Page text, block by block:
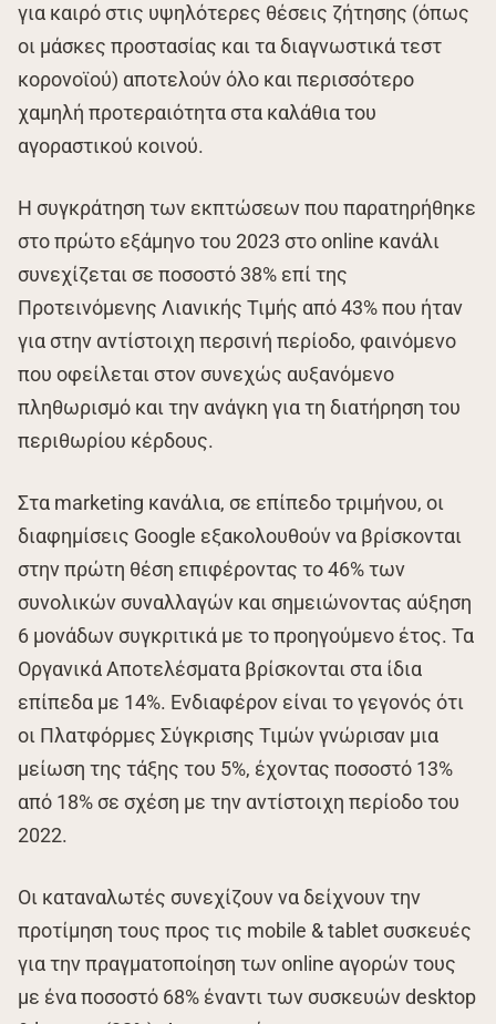
για καιρό στις υψηλότερες θέσεις ζήτησης (όπως
οι μάσκες προστασίας και τα διαγνωστικά τεστ
κορονοϊού) αποτελούν όλο και περισσότερο
χαμηλή προτεραιότητα στα καλάθια του
αγοραστικού κοινού.
Η συγκράτηση των εκπτώσεων που παρατηρήθηκε
στο πρώτο εξάμηνο του 2023 στο online κανάλι
συνεχίζεται σε ποσοστό 38% επί της
Προτεινόμενης Λιανικής Τιμής από 43% που ήταν
για στην αντίστοιχη περσινή περίοδο, φαινόμενο
που οφείλεται στον συνεχώς αυξανόμενο
πληθωρισμό και την ανάγκη για τη διατήρηση του
περιθωρίου κέρδους.
Στα marketing κανάλια, σε επίπεδο τριμήνου, οι
διαφημίσεις Google εξακολουθούν να βρίσκονται
στην πρώτη θέση επιφέροντας το 46% των
συνολικών συναλλαγών και σημειώνοντας αύξηση
6 μονάδων συγκριτικά με το προηγούμενο έτος. Τα
Οργανικά Αποτελέσματα βρίσκονται στα ίδια
επίπεδα με 14%. Ενδιαφέρον είναι το γεγονός ότι
οι Πλατφόρμες Σύγκρισης Τιμών γνώρισαν μια
μείωση της τάξης του 5%, έχοντας ποσοστό 13%
από 18% σε σχέση με την αντίστοιχη περίοδο του
2022.
Οι καταναλωτές συνεχίζουν να δείχνουν την
προτίμηση τους προς τις mobile & tablet συσκευές
για την πραγματοποίηση των online αγορών τους
με ένα ποσοστό 68% έναντι των συσκευών desktop